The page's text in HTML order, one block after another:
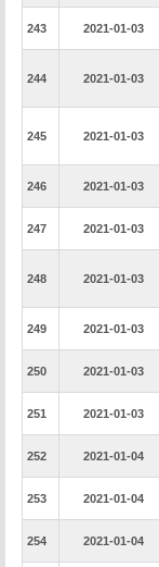
243 2021-01-03
244 2021-01-03
245 2021-01-03
246 2021-01-03
247 2021-01-03
248 2021-01-03
249 2021-01-03
250 2021-01-03
251 2021-01-03
252 2021-01-04
253 2021-01-04
254 2021-01-04